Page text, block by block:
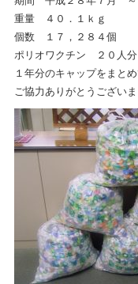
重量 ４０．１ｋｇ
個数 １７，２８４個
ポリオワクチン ２０人分
１年分のキャップをまと
ご協力ありがとうございま